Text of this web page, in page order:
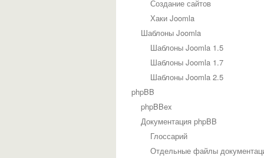
Создание сайтов
Хаки Joomla
Шаблоны Joomla
Шаблоны Joomla 1.5
Шаблоны Joomla 1.7
Шаблоны Joomla 2.5
phpBB
phpBBex
Документация phpBB
Глоссарий
Отдельные файлы